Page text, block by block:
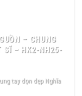
– CHUNG
SĨ – HK2-NH25-
tay dọn dẹp Nghĩa